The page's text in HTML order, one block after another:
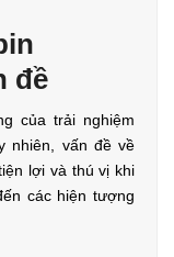
đề
của trải nghiệm
nhiên, vấn đề về
lợi và thú vị khi
các hiện tượng